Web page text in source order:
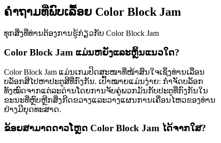
ຄຳຖາມທີ່ພົບເລື້ອຍ Color Block Jam
ທຸກສິ່ງທີ່ທ່ານຕ້ອງການຮູ້ກ່ຽວກັບ Color Block Jam
Color Block Jam ແມ່ນຫຍັງແລະຫຼິ້ນແນວໃດ?
Color Block Jam ແມ່ນເກມປິດສະໜາທີ່ໜ້າສົນໃຈເຊິ່ງທ່ານເລື່ອນ
ບລັອກສີໄປຫາປະຕູສີທີ່ກົງກັນ. ເປົ້າໝາຍແມ່ນງ່າຍ: ກຳຈັດບລັອກ
ທັງໝົດຈາກແຕ່ລະດ່ານໂດຍການຈັບຄູ່ພວກມັນກັບປະຕູທີ່ກົງກັນໃນ
ຂະນະທີ່ຫຼົບຫຼີກສິ່ງກີດຂວາງແລະວາງແຜນການເຄື່ອນໄຫວຂອງທ່ານ
ຢ່າງມີຍຸດທະສາດ.
ຂ້ອຍສາມາດດາວໂຫຼດ Color Block Jam ໄດ້ຈາກໃສ?